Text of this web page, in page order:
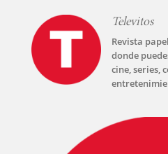
Televitos
Revista
donde
cine, series,